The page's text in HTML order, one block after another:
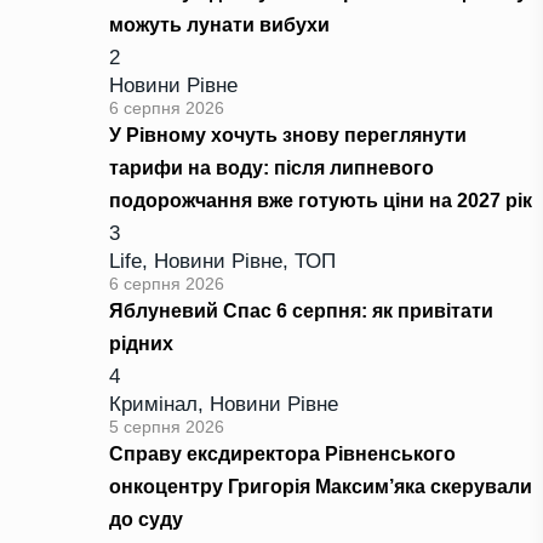
можуть лунати вибухи
2
Новини Рівне
6 серпня 2026
У Рівному хочуть знову переглянути
тарифи на воду: після липневого
подорожчання вже готують ціни на 2027 рік
3
Life, Новини Рівне, ТОП
6 серпня 2026
Яблуневий Спас 6 серпня: як привітати
рідних
4
Кримінал, Новини Рівне
5 серпня 2026
Справу ексдиректора Рівненського
онкоцентру Григорія Максим’яка скерували
до суду